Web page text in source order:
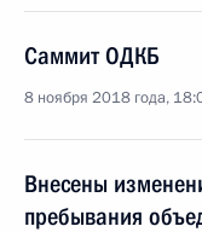
Саммит ОДКБ
8 ноября 2018 года,
Внесены
пребывания